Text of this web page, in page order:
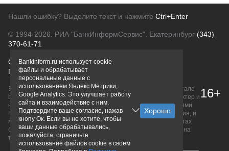
Нашли ошибку? Выделите текст и нажмите Ctrl+Enter
© 1994-2026. РИА "БанкИнформСервис". Екатеринбург (343)
370-61-71
О проектеПолитика конфиденциальности
Правовая информацияДля рекламодателей
Вся информация о продуктах банков, размещенная на портале
bankinform.ru, носит исключительно ознакомительный характер и
не является публичной офертой, определяемой положениями
ГК РФ. Информация не содержит точного и полного описания, и
может быть изменена. Конечные условия уточняйте на сайтах
банков или при личном обращении. Исключительное право на
товарные знаки принадлежит их правообладателям.
16+
Bankinform.ru использует cookie-
файлы и обрабатывает
персональные данные с
использованием Яндекс Метрики,
Google Analytics. Это улучшает работу
сайта и взаимодействие с ним.
Подтвердите ваше согласие, нажав
кнопу Ок. Если вы не хотите, чтобы
ваши данные обрабатывались,
пожалуйста, ограничьте
использование файлов cookie в своём